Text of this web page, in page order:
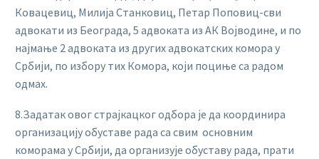
Ковацевиц, Милија Станковиц, Петар Поповиц-сви
адвокати из Београда, 5 адвоката из АК Војводине, и по
најмање 2 адвоката из других адвокатских комора у
Србији, по избору тих Комора, који поциње са радом
одмах.
8.Задатак овог страјкацког одбора је да координира
организацију обуставе рада са свим основним
коморама у Србији, да организује обуставу рада, прати